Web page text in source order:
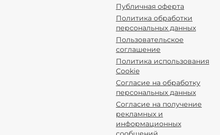
Публичная оферта
Политика обработки
персональных данных
Пользовательское
соглашение
Политика использования
Cookie
Согласие на обработку
персональных данных
Согласие на получение
рекламных и
информационных